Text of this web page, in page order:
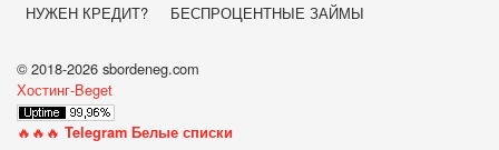
НУЖЕН КРЕДИТ?
БЕСПРОЦЕНТНЫЕ ЗАЙМЫ
© 2018-2026 sbordeneg.com
Хостинг-Beget
🔥🔥🔥 Telegram Белые списки